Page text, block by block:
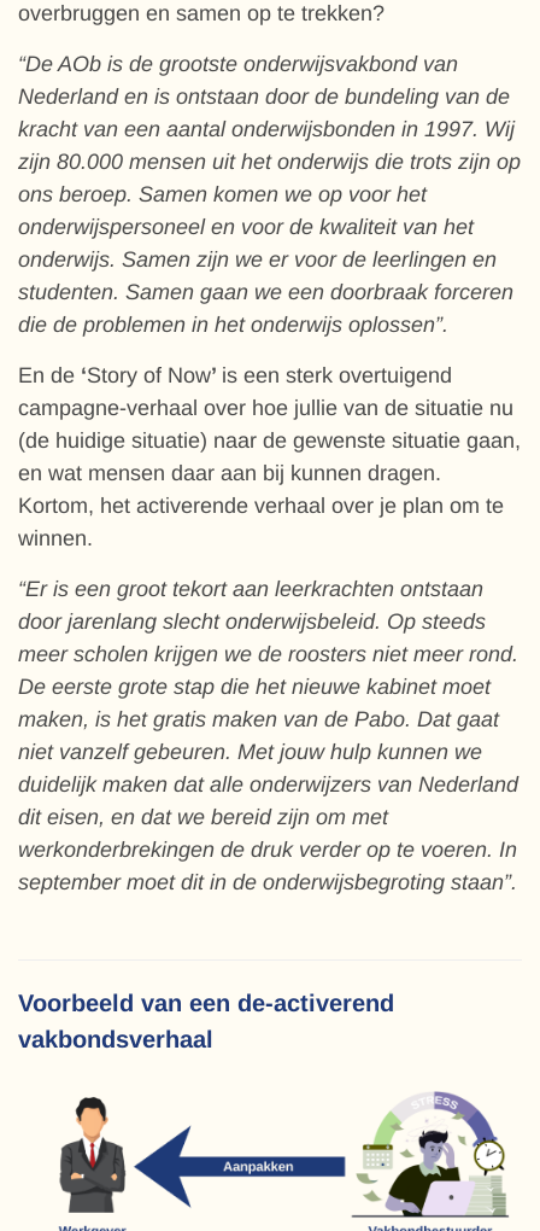
overbruggen en samen op te trekken?
“De AOb is de grootste onderwijsvakbond van
Nederland en is ontstaan door de bundeling van de
kracht van een aantal onderwijsbonden in 1997. Wij
zijn 80.000 mensen uit het onderwijs die trots zijn op
ons beroep. Samen komen we op voor het
onderwijspersoneel en voor de kwaliteit van het
onderwijs. Samen zijn we er voor de leerlingen en
studenten. Samen gaan we een doorbraak forceren
die de problemen in het onderwijs oplossen”.
En de ‘Story of Now’ is een sterk overtuigend
campagne-verhaal over hoe jullie van de situatie nu
(de huidige situatie) naar de gewenste situatie gaan,
en wat mensen daar aan bij kunnen dragen.
Kortom, het activerende verhaal over je plan om te
winnen.
“Er is een groot tekort aan leerkrachten ontstaan
door jarenlang slecht onderwijsbeleid. Op steeds
meer scholen krijgen we de roosters niet meer rond.
De eerste grote stap die het nieuwe kabinet moet
maken, is het gratis maken van de Pabo. Dat gaat
niet vanzelf gebeuren. Met jouw hulp kunnen we
duidelijk maken dat alle onderwijzers van Nederland
dit eisen, en dat we bereid zijn om met
werkonderbrekingen de druk verder op te voeren. In
september moet dit in de onderwijsbegroting staan”.
Voorbeeld van een de-activerend
vakbondsverhaal